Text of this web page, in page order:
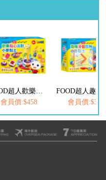
FOOD超人歡樂點心派對小麥黏土
會員價:$458
會員價:$331